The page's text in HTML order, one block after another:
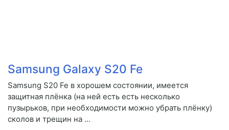
Samsung Galaxy S20 Fe
Samsung S20 Fe в хорошем состоянии, имеется
защитная плёнка (на ней есть есть несколько
пузырьков, при необходимости можно убрать плёнку)
сколов и трещин на ...